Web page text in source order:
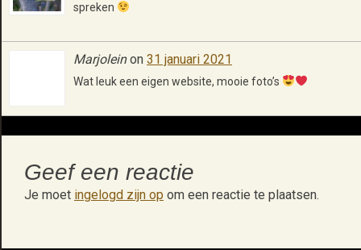
spreken
Marjoleinon 31 januari 2021
Wat leuk een eigen website, mooie foto’s
Geef een reactie
Je moet ingelogd zijn op om een reactie te plaatsen.